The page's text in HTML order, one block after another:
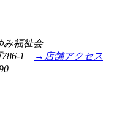
福祉会
786-1
→店舗アクセス